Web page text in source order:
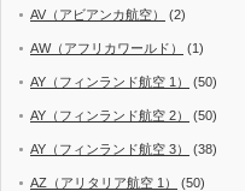
AV（アビアンカ航空） (2)
AW（アフリカワールド） (1)
AY（フィンランド航空 1） (50)
AY（フィンランド航空 2） (50)
AY（フィンランド航空 3） (38)
AZ（アリタリア航空 1） (50)